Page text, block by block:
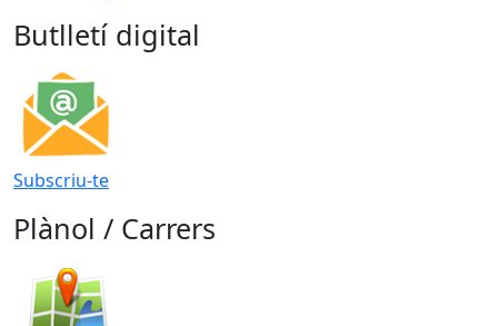
Butlletí digital
Subscriu-te
Plànol / Carrers